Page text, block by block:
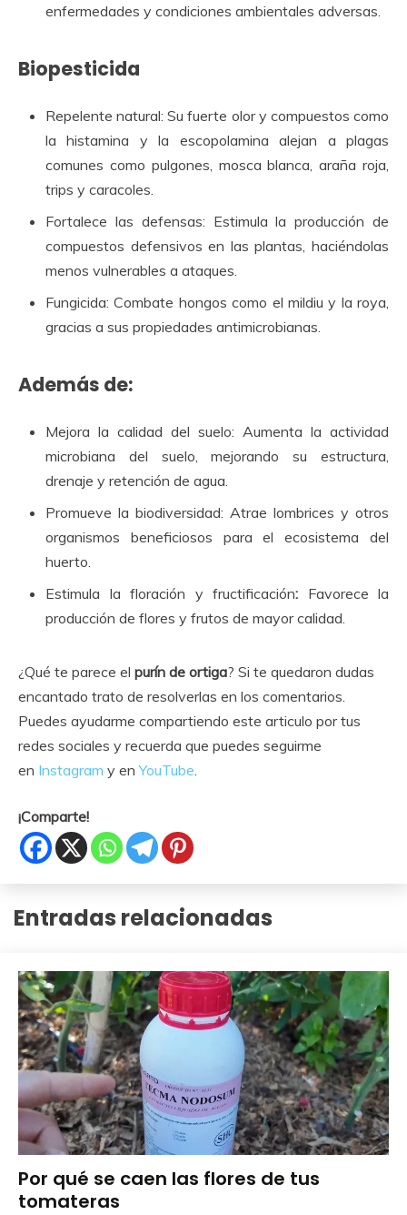
enfermedades y condiciones ambientales adversas.
Biopesticida
Repelente natural: Su fuerte olor y compuestos como
la histamina y la escopolamina alejan a plagas
comunes como pulgones, mosca blanca, araña roja,
trips y caracoles.
Fortalece las defensas: Estimula la producción de
compuestos defensivos en las plantas, haciéndolas
menos vulnerables a ataques.
Fungicida: Combate hongos como el mildiu y la roya,
gracias a sus propiedades antimicrobianas.
Además de:
Mejora la calidad del suelo: Aumenta la actividad
microbiana del suelo, mejorando su estructura,
drenaje y retención de agua.
Promueve la biodiversidad: Atrae lombrices y otros
organismos beneficiosos para el ecosistema del
huerto.
Estimula la floración y fructificación: Favorece la
producción de flores y frutos de mayor calidad.
¿Qué te parece el purín de ortiga? Si te quedaron dudas
encantado trato de resolverlas en los comentarios.
Puedes ayudarme compartiendo este articulo por tus
redes sociales y recuerda que puedes seguirme
en Instagram y enYouTube
¡Comparte!
Entradas relacionadas
Abonos y
Remedios
Por qué se caen las flores de tus
tomateras